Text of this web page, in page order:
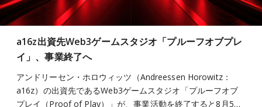
a16z出資先Web3ゲームスタジオ「プルーフオブプレ
イ」、事業終了へ
アンドリーセン・ホロウィッツ（Andreessen Horowitz：
a16z）の出資先であるWeb3ゲームスタジオ「プルーフオブ
プレイ（Proof of Play）」が、事業活動を終了すると8月5…